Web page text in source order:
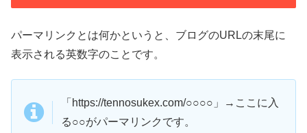
パーマリンクとは何かというと、ブログのURLの末尾に
表示される英数字のことです。
「https://tennosukex.com/○○○○」→ここに入
る○○がパーマリンクです。